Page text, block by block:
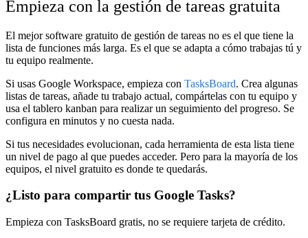
Empieza con la gestión de tareas gratuita
El mejor software gratuito de gestión de tareas no es el que tiene la
lista de funciones más larga. Es el que se adapta a cómo trabajas tú y
tu equipo realmente.
Si usas Google Workspace, empieza con TasksBoard. Crea algunas
listas de tareas, añade tu trabajo actual, compártelas con tu equipo y
usa el tablero kanban para realizar un seguimiento del progreso. Se
configura en minutos y no cuesta nada.
Si tus necesidades evolucionan, cada herramienta de esta lista tiene
un nivel de pago al que puedes acceder. Pero para la mayoría de los
equipos, el nivel gratuito es donde te quedarás.
¿Listo para compartir tus Google Tasks?
Empieza con TasksBoard gratis, no se requiere tarjeta de crédito.